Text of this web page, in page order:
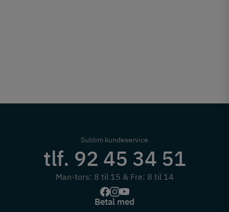
Sublim kundeservice
tlf. 92 45 34 51
Man-tors: 8 til 15 & Fre: 8 til 14
Betal med